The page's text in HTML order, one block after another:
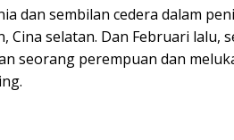
dan sembilan cedera dalam
selatan. Dan Februari lalu,
seorang perempuan dan